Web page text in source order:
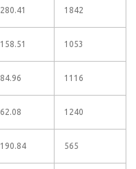
280.41 1842
158.51 1053
84.96 1116
62.08 1240
190.84 565